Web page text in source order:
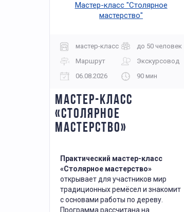
Мастер-класс "Столярное
мастерство"
мастер-класс
до 50 человек
Маршрут
Экскурсовод
06.08.2026
90 мин
МАСТЕР-КЛАСС
«СТОЛЯРНОЕ
МАСТЕРСТВО»
Практический мастер-класс
«Столярное мастерство»
открывает для участников мир
традиционных ремёсел и знакомит
с основами работы по дереву.
Программа рассчитана на